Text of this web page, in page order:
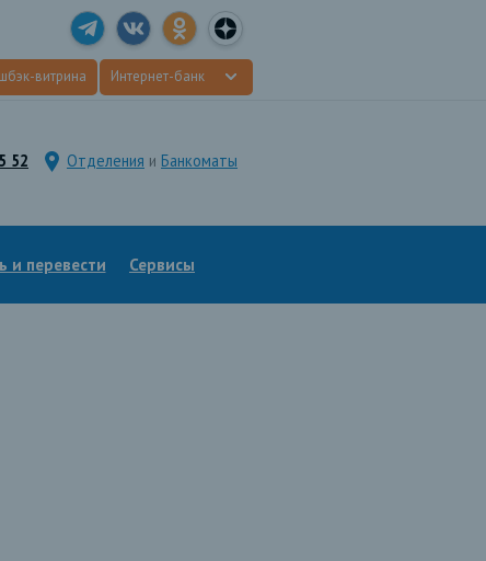
витрина Интернет-банк
52 Отделения и Банкоматы
и перевести Сервисы